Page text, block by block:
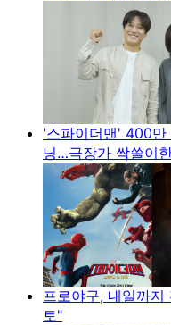
'스파이더맨' 400만
닝…극장가 싹쓸이
프로야구, 내일까
토"